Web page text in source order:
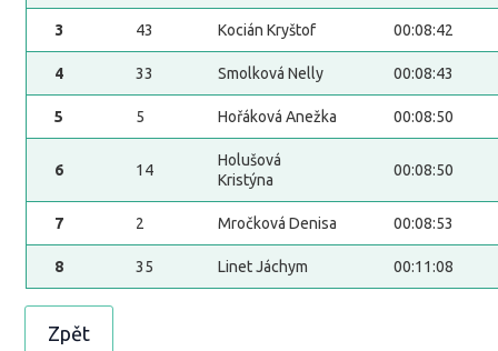
3 43 Kocián Kryštof 00:08:42
4 33 Smolková Nelly 00:08:43
5 5 Hořáková Anežka 00:08:50
6 14
Holušová
Kristýna
00:08:50
7 2 Mročková Denisa 00:08:53
8 35 Linet Jáchym 00:11:08
Zpět